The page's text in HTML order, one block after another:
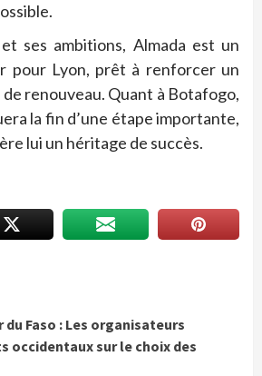
ses ambitions, Almada est un
pour Lyon, prêt à renforcer un
renouveau. Quant à Botafogo,
la fin d’une étape importante,
lui un héritage de succès.
du Faso : Les organisateurs
occidentaux sur le choix des